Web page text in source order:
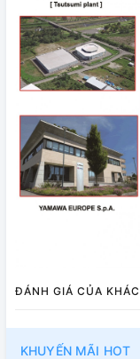
ĐÁNH GIÁ CỦA
KHUYẾN MÃI HOT